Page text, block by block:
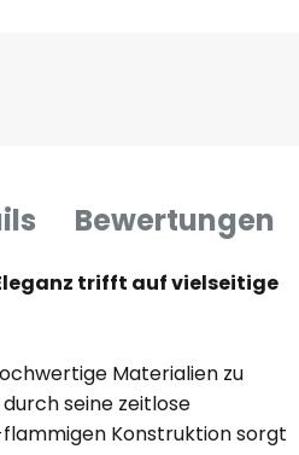
Bewertungen
trifft auf vielseitige
Materialien zu
seine zeitlose
Konstruktion sorgt